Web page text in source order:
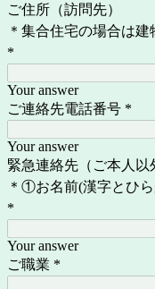
ご住所（訪問先）
＊集合住宅の場合は
*
Your answer
ご連絡先電話番号 *
Your answer
緊急連絡先（ご本人以
＊①お名前(漢字とひ
*
Your answer
ご職業 *